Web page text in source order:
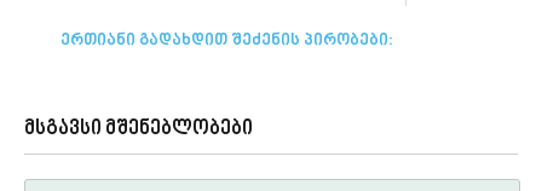
ერთიანი გადახდით შეძენის პირობები:
მსგავსი მშენებლობები